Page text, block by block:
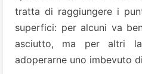
tratta di raggiungere i
superfici: per alcuni va
asciutto, ma per altri
adoperarne uno imbevuto